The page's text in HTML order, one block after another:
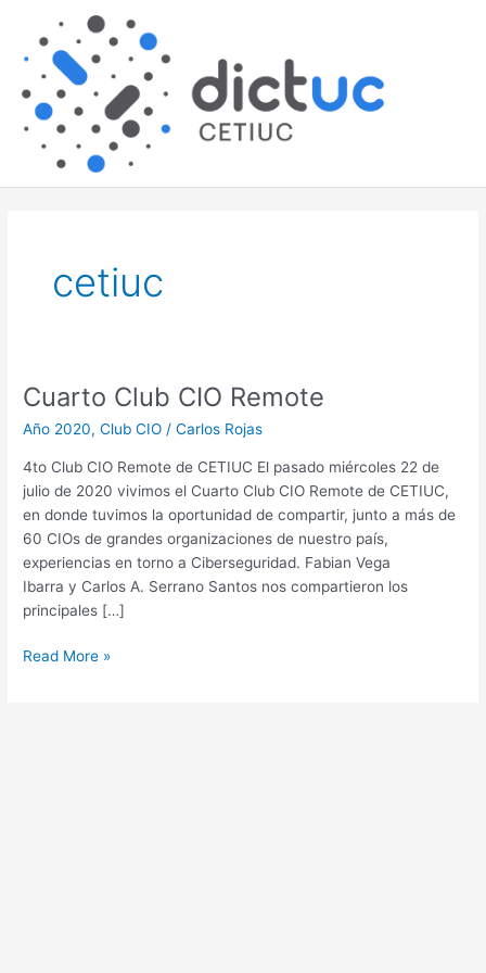
content
cetiuc
Cuarto Club CIO Remote
Año 2020,Club CIO /Carlos Rojas
4to Club CIO Remote de CETIUC El pasado miércoles 22 de
julio de 2020 vivimos el Cuarto Club CIO Remote de CETIUC,
en donde tuvimos la oportunidad de compartir, junto a más de
60 CIOs de grandes organizaciones de nuestro país,
experiencias en torno a Ciberseguridad. Fabian Vega
Ibarra y Carlos A. Serrano Santos nos compartieron los
principales […]
Cuarto
CIO
Remote
Read More »